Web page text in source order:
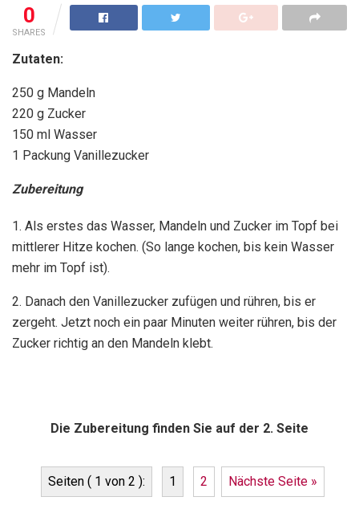
0
SHARES
Zutaten:
250 g Mandeln
220 g Zucker
150 ml Wasser
1 Packung Vanillezucker
Zubereitung
1. Als erstes das Wasser, Mandeln und Zucker im Topf bei
mittlerer Hitze kochen. (So lange kochen, bis kein Wasser
mehr im Topf ist).
2. Danach den Vanillezucker zufügen und rühren, bis er
zergeht. Jetzt noch ein paar Minuten weiter rühren, bis der
Zucker richtig an den Mandeln klebt.
Die Zubereitung finden Sie auf der 2. Seite
Seiten ( 1 von 2 ): 1 2 Nächste Seite »